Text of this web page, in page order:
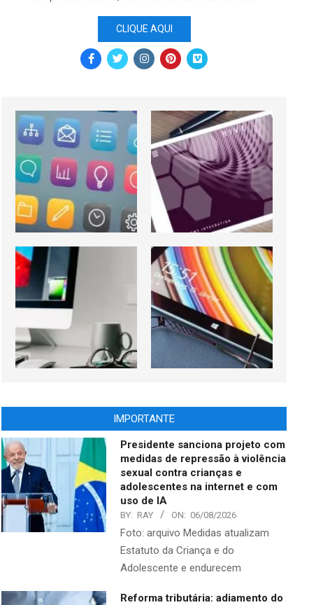
CLIQUE AQUI
IMPORTANTE
Presidente sanciona projeto com
medidas de repressão à violência
sexual contra crianças e
adolescentes na internet e com
uso de IA
BY: RAY ON: 06/08/2026
Foto: arquivo Medidas atualizam
Estatuto da Criança e do
Adolescente e endurecem
Reforma tributária: adiamento do